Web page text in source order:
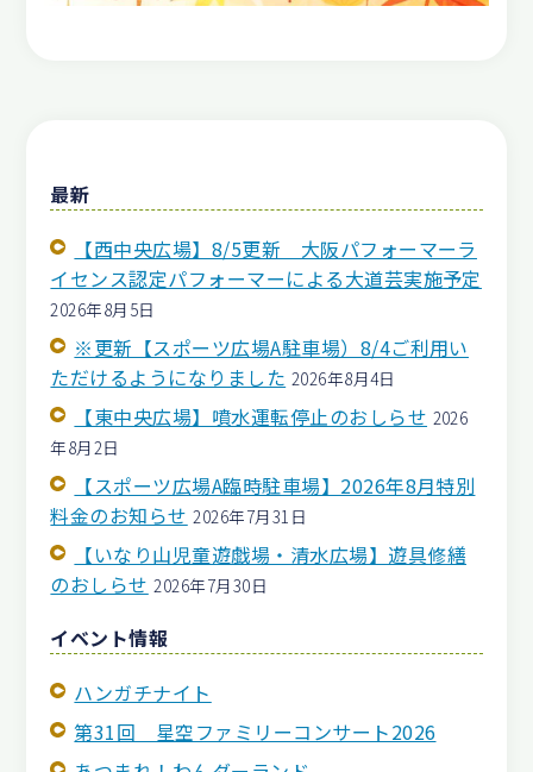
最新
【西中央広場】8/5更新 大阪パフォーマーラ
イセンス認定パフォーマーによる大道芸実施予定
2026年8月5日
※更新【スポーツ広場A駐車場）8/4ご利用い
ただけるようになりました 2026年8月4日
【東中央広場】噴水運転停止のおしらせ 2026
年8月2日
【スポーツ広場A臨時駐車場】2026年8月特別
料金のお知らせ 2026年7月31日
【いなり山児童遊戯場・清水広場】遊具修繕
のおしらせ 2026年7月30日
イベント情報
ハンガチナイト
第31回 星空ファミリーコンサート2026